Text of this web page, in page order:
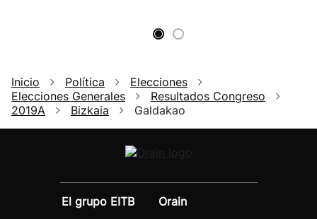
Inicio Política
Elecciones
Elecciones Generales
Resultados Congreso
2019A
Bizkaia Galdakao
El grupo EITB
Orain